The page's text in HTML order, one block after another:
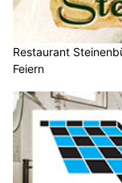
Restaurant
Feiern